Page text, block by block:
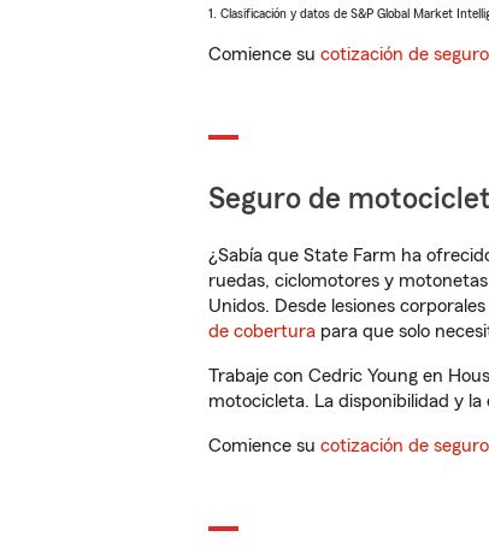
1. Clasificación y datos de S&P Global Market
Comience su cotización de
Seguro de
¿Sabía que State Farm ha
ruedas, ciclomotores y
Unidos. Desde lesiones
de cobertura para que solo
Trabaje con Cedric Young en
motocicleta. La disponibilidad y la
Comience su cotización de